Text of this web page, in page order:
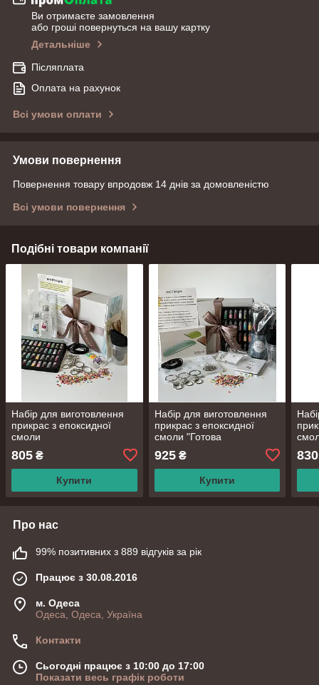
Ви отримаєте замовлення
або гроші повернуться на вашу картку
Детальніше
Післяплата
Оплата на рахунок
Всі умови оплати
Умови повернення
Повернення товару впродовж 14 днів за домовленістю
Всі умови повернення
Подібні товари компанії
Набір для виготовлення
прикрас з епоксидної
смоли
"Фурнітура+Блискітки 48
кольорів+Фрукти", набір
творчості для новачків
805 ₴
Купити
Набір для виготовлення
прикрас з епоксидної
смоли "Готова
лампа+Блискітки 48
кольорів+Сережки+Дзеркало"
925₴
Купити
830
Про нас
99% позитивних з 889 відгуків за рік
Працює з 30.08.2016
м. Одеса
Одеса, Одеса, Україна
Контакти
Сьогодні працює з 10:00 до 17:00
Показати весь графік роботи